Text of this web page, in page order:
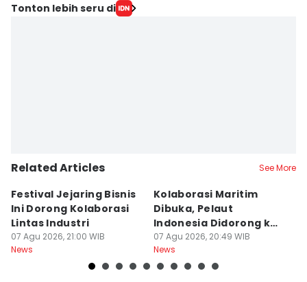
Tonton lebih seru di
Related Articles See More
Festival Jejaring Bisnis
Ini Dorong Kolaborasi
Lintas Industri
07 Agu 2026, 21:00 WIB
News
Kolaborasi Maritim
Dibuka, Pelaut
Indonesia Didorong ke
Pasar Global
07 Agu 2026, 20:49 WIB
News